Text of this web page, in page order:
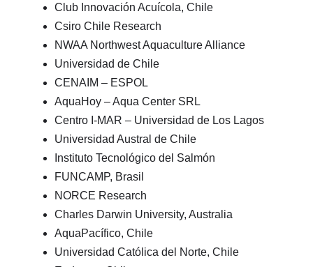
Club Innovación Acuícola, Chile
Csiro Chile Research
NWAA Northwest Aquaculture Alliance
Universidad de Chile
CENAIM – ESPOL
AquaHoy – Aqua Center SRL
Centro I-MAR – Universidad de Los Lagos
Universidad Austral de Chile
Instituto Tecnológico del Salmón
FUNCAMP, Brasil
NORCE Research
Charles Darwin University, Australia
AquaPacífico, Chile
Universidad Católica del Norte, Chile